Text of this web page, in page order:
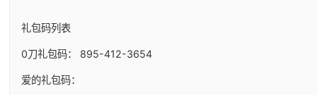
礼包码列表
0刀礼包码： 895-412-3654
爱的礼包码：